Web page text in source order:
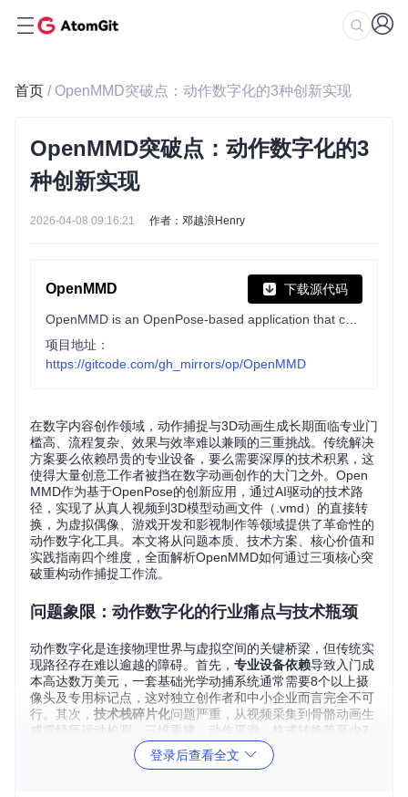
首页 / OpenMMD突破点：动作数字化的3种创新实现
OpenMMD突破点：动作数字化的3
种创新实现
2026-04-08 09:16:21 作者：邓越浪Henry
OpenMMD 下载源代码
项目地址：
https://gitcode.com/gh_mirrors/op/OpenMMD
在数字内容创作领域，动作捕捉与3D动画生成长期面临专业门
槛高、流程复杂、效果与效率难以兼顾的三重挑战。传统解决
方案要么依赖昂贵的专业设备，要么需要深厚的技术积累，这
使得大量创意工作者被挡在数字动画创作的大门之外。Open
MMD作为基于OpenPose的创新应用，通过AI驱动的技术路
径，实现了从真人视频到3D模型动画文件（.vmd）的直接转
换，为虚拟偶像、游戏开发和影视制作等领域提供了革命性的
动作数字化工具。本文将从问题本质、技术方案、核心价值和
实践指南四个维度，全面解析OpenMMD如何通过三项核心突
破重构动作捕捉工作流。
问题象限：动作数字化的行业痛点与技术瓶颈
动作数字化是连接物理世界与虚拟空间的关键桥梁，但传统实
现路径存在难以逾越的障碍。首先， 专业设备依赖导致入门成
本高达数万美元，一套基础光学动捕系统通常需要8个以上摄
像头及专用标记点，这对独立创作者和中小企业而言完全不可
行。其次， 技术栈碎片化问题严重，从视频采集到骨骼动画生
成需经历运动检测、三维重建、动作平滑、格式转换等至少7
个环节，每个环节都需要不同的专业软件支持。最后，
始终存在——提升动作捕捉精度通常意味着更长的
登录后查看全文